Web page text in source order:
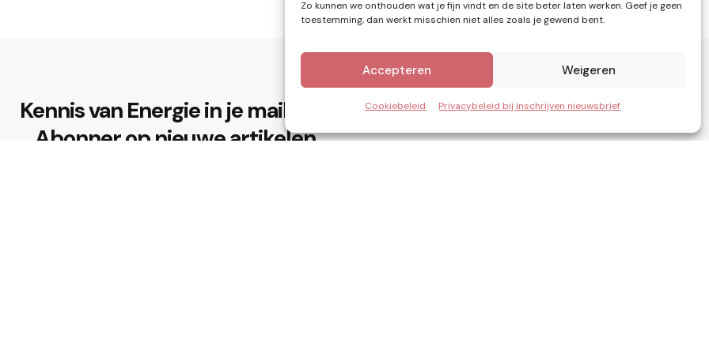
Zo kunnen we onthouden wat je fijn vindt en de site beter laten werken. Geef je geen
toestemming, dan werkt misschien niet alles zoals je gewend bent.
Accepteren Weigeren
Cookiebeleid Privacybeleid bij inschrijven nieuwsbrief
Kennis van Energie in je mailbox?
Abonner op nieuwe artikelen.